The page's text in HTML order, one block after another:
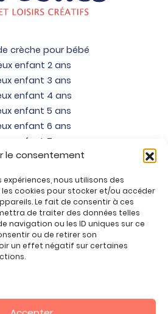
le consentement
nous utilisons des
cookies pour stocker et/ou accéder
Le fait de consentir à ces
de traiter des données telles
navigation ou les ID uniques sur ce
ou de retirer son
un effet négatif sur certaines
crèche pour bébé
enfant 2 ans
enfant 3 ans
enfant 4 ans
enfant 5 ans
enfant 6 ans
enfant 7 ans
enfant 8 ans
enfant 10 ans
enfant 11 ans
enfant 12 ans
nos produits
jeux de loisirs créatifs
Mon compte